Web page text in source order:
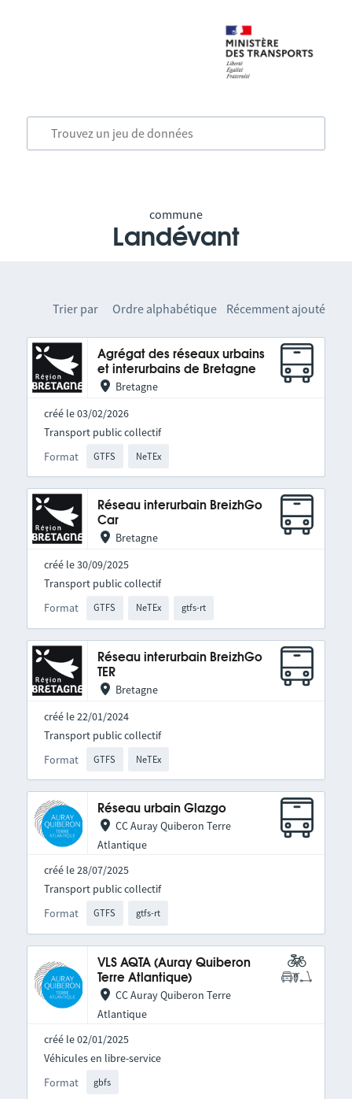
commune
Landévant
Trier par Ordre alphabétique Récemment ajouté
Agrégat des réseaux urbains
et interurbains de Bretagne
Bretagne
créé le 03/02/2026
Format GTFS NeTEx
Transport public collectif
Réseau interurbain BreizhGo
Car
Bretagne
créé le 30/09/2025
Format GTFS NeTEx gtfs-rt
Transport public collectif
Réseau interurbain BreizhGo
TER
Bretagne
créé le 22/01/2024
Format GTFS NeTEx
Transport public collectif
Réseau urbain Glazgo
CC Auray Quiberon Terre
Atlantique
créé le 28/07/2025
Format GTFS gtfs-rt
Transport public collectif
VLS AQTA (Auray Quiberon
Terre Atlantique)
CC Auray Quiberon Terre
Atlantique
créé le 02/01/2025
Format gbfs
Véhicules en libre-service